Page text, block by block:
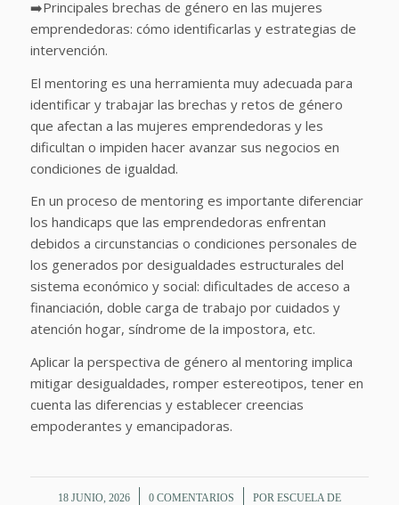
➡️Principales brechas de género en las mujeres
emprendedoras: cómo identificarlas y estrategias de
intervención.
El mentoring es una herramienta muy adecuada para
identificar y trabajar las brechas y retos de género
que afectan a las mujeres emprendedoras y les
dificultan o impiden hacer avanzar sus negocios en
condiciones de igualdad.
En un proceso de mentoring es importante diferenciar
los handicaps que las emprendedoras enfrentan
debidos a circunstancias o condiciones personales de
los generados por desigualdades estructurales del
sistema económico y social: dificultades de acceso a
financiación, doble carga de trabajo por cuidados y
atención hogar, síndrome de la impostora, etc.
Aplicar la perspectiva de género al mentoring implica
mitigar desigualdades, romper estereotipos, tener en
cuenta las diferencias y establecer creencias
empoderantes y emancipadoras.
18 JUNIO, 2026
/ 0 COMENTARIOS
/ POR ESCUELA DE